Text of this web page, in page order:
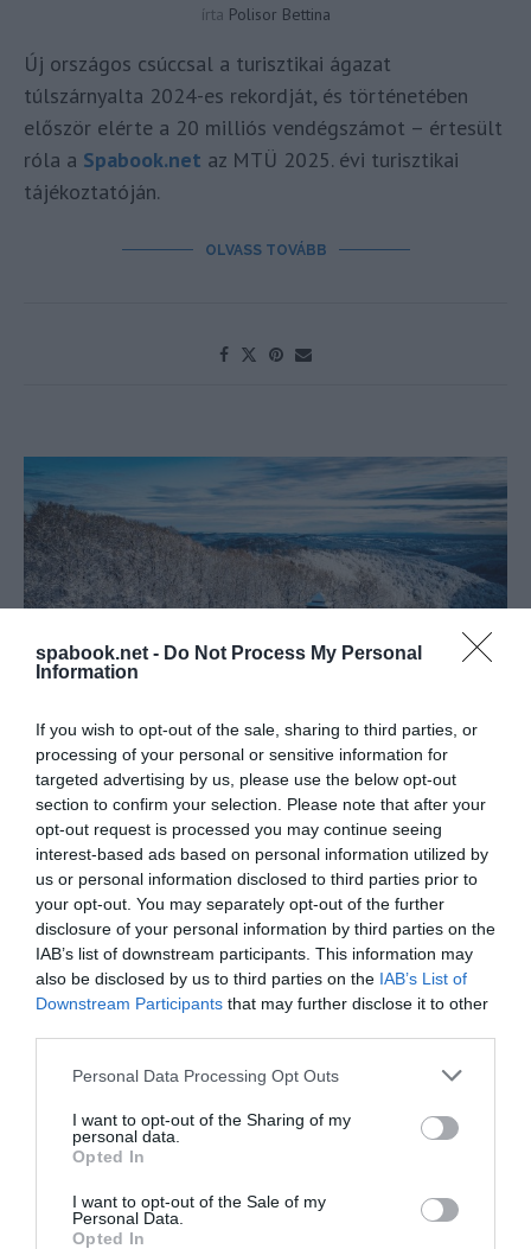
spabook.net - Do Not Process My Personal
Information
If you wish to opt-out of the sale, sharing to third parties, or
processing of your personal or sensitive information for
targeted advertising by us, please use the below opt-out
section to confirm your selection. Please note that after your
opt-out request is processed you may continue seeing
interest-based ads based on personal information utilized by
us or personal information disclosed to third parties prior to
your opt-out. You may separately opt-out of the further
disclosure of your personal information by third parties on the
IAB’s list of downstream participants. This information may
also be disclosed by us to third parties on the IAB’s List of
Downstream Participants that may further disclose it to other
Please note that this website/app uses one or more Google
not limited to your visit or usage behaviour. You may click to
grant or deny consent to Google and its third-party tags to
use your data for below specified purposes in below Google
consent section.
Personal Data Processing Opt Outs
I want to opt-out of the Sharing of my
personal data.
Opted In
I want to opt-out of the Sale of my
Personal Data.
Opted In
írta Polisor Bettina
Új országos csúccsal a turisztikai ágazat
túlszárnyalta 2024-es rekordját, és történetében
először elérte a 20 milliós vendégszámot – értesült
róla a Spabook.net az MTÜ 2025. évi turisztikai
tájékoztatóján.
OLVASS TOVÁBB
NOVEMBERBEN IS NŐTT A VENDÉGÉJSZAKÁK
ÉS A VENDÉGEK SZÁMA MAGYARORSZÁGON
írtaPolisor Bettina
A vendégek száma (közel 1,4 millió) 7,9 %-kal, a
vendégéjszakáké (3 millió) 5,8%-kal meghaladta
egy évvel korábbit– tudta meg
száma a Győr–Pannonhalma turisztikai térségben,
a külföldi vendégek száma pedig Budapest
környékén és a Mátra–Bükk térségben nőtt a
legnagyobb mértékben.